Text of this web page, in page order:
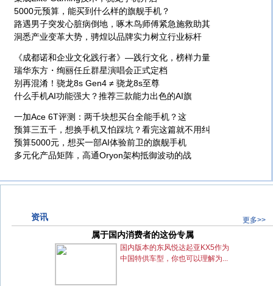
5000元预算，能买到什么样的旗舰手机？
路遇男子突发心脏病倒地，啄木鸟师傅紧急施救助其
洞悉产业变革大势，骋煌以品牌实力树立行业标杆
《成都诺和企业文化践行者》—践行文化，榜样力量
瑞华东方・绚丽任丘群星演唱会正式定档
别再混淆！骁龙8s Gen4 ≠ 骁龙8s至尊
什么手机AI功能强大？推荐三款能力出色的AI旗
一加Ace 6T评测：两千块想买台全能手机？这
预算三五千，想换手机又怕踩坑？看完这篇就不用纠
预算5000元，想买一部AI体验前卫的旗舰手机
多元化产品矩阵，高通Oryon架构抵御波动的战
资讯 更多>>
属于国内消费者的这份专属
属于国内消费者的这份专属
国内版本的东风悦达起亚KX5作为
中国特供车型，你也可以理解为...